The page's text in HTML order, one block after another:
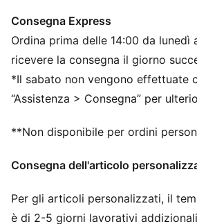
Consegna Express
Ordina prima delle 14:00 da lunedì
ricevere la consegna il giorno
*Il sabato non vengono effettuate
“Assistenza > Consegna” per
**Non disponibile per ordini
Consegna dell'articolo
Per gli articoli personalizzati, il
è di 2-5 giorni lavorativi